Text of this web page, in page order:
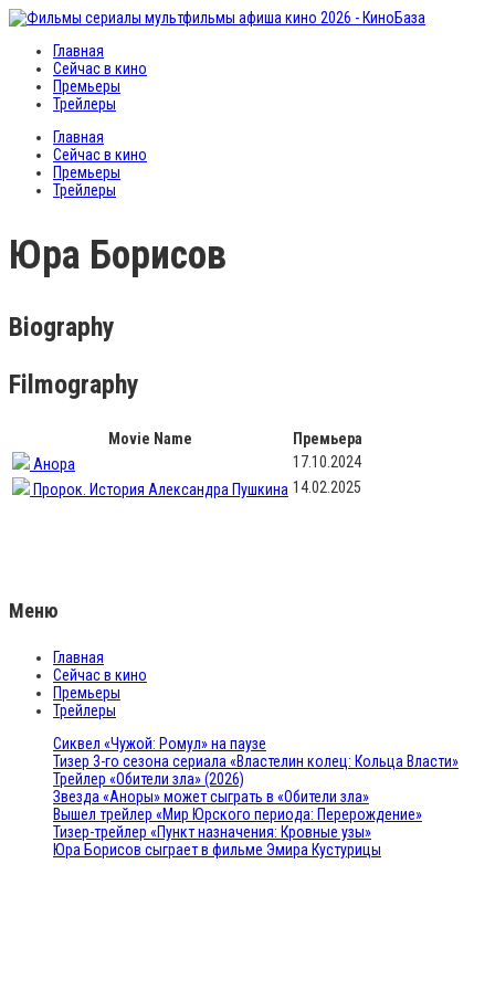
Главная
Сейчас в кино
Премьеры
Трейлеры
Главная
Сейчас в кино
Премьеры
Трейлеры
Юра Борисов
Biography
Filmography
Movie Name
Премьера
Анора
17.10.2024
Пророк. История Александра Пушкина 14.02.2025
Меню
Главная
Сейчас в кино
Премьеры
Трейлеры
Сиквел «Чужой: Ромул» на паузе
Тизер 3-го сезона сериала «Властелин колец: Кольца Власти»
Трейлер «Обители зла» (2026)
Звезда «Аноры» может сыграть в «Обители зла»
Вышел трейлер «Мир Юрского периода: Перерождение»
Тизер-трейлер «Пункт назначения: Кровные узы»
Юра Борисов сыграет в фильме Эмира Кустурицы